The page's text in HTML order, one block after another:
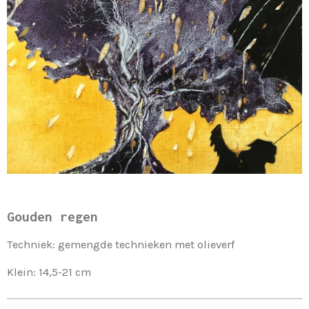
Gouden regen
Techniek: gemengde technieken met olieverf
Klein: 14,5-21 cm